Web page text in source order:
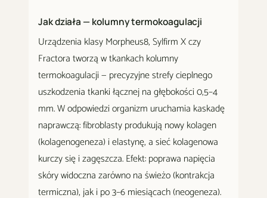
Jak działa — kolumny termokoagulacji
Urządzenia klasy Morpheus8, Sylfirm X czy
Fractora tworzą w tkankach kolumny
termokoagulacji — precyzyjne strefy cieplnego
uszkodzenia tkanki łącznej na głębokości 0,5–4
mm. W odpowiedzi organizm uruchamia kaskadę
naprawczą: fibroblasty produkują nowy kolagen
(kolagenogeneza) i elastynę, a sieć kolagenowa
kurczy się i zagęszcza. Efekt: poprawa napięcia
skóry widoczna zarówno na świeżo (kontrakcja
termiczna), jak i po 3–6 miesiącach (neogeneza).